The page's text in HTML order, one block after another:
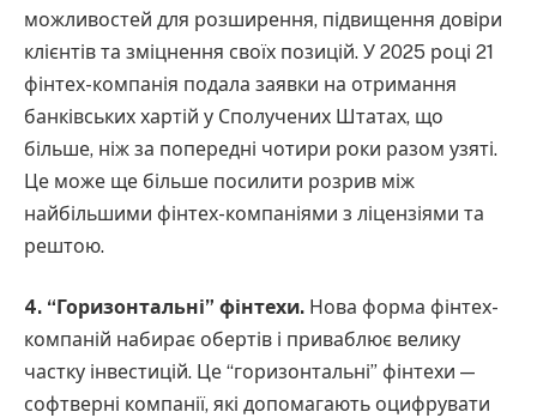
можливостей для розширення, підвищення довіри
клієнтів та зміцнення своїх позицій. У 2025 році 21
фінтех-компанія подала заявки на отримання
банківських хартій у Сполучених Штатах, що
більше, ніж за попередні чотири роки разом узяті.
Це може ще більше посилити розрив між
найбільшими фінтех-компаніями з ліцензіями та
рештою.
4. “Горизонтальні” фінтехи. Нова форма фінтех-
компаній набирає обертів і приваблює велику
частку інвестицій. Це “горизонтальні” фінтехи —
софтверні компанії, які допомагають оцифрувати